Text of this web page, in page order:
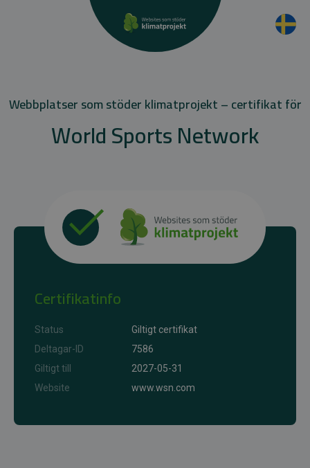
Webbplatser som stöder klimatprojekt – certifikat för
World Sports Network
Certifikatinfo
Status
Giltigt certifikat
Deltagar-ID
7586
Giltigt till
2027-05-31
Website
www.wsn.com